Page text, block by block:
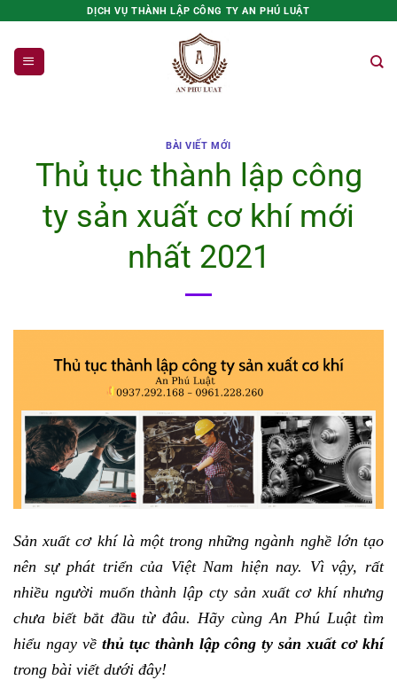
nội
dung
DỊCH VỤ THÀNH LẬP CÔNG TY AN PHÚ LUẬT
BÀI VIẾT MỚI
Thủ tục thành lập công
ty sản xuất cơ khí mới
nhất 2021
Sản xuất cơ khí là một trong những ngành nghề lớn tạo
nên sự phát triển của Việt Nam hiện nay. Vì vậy, rất
nhiều người muốn thành lập cty sản xuất cơ khí nhưng
chưa biết bắt đầu từ đâu. Hãy cùng An Phú Luật tìm
hiểu ngay về thủ tục thành lập công ty sản xuất cơ khí
trong bài viết dưới đây!